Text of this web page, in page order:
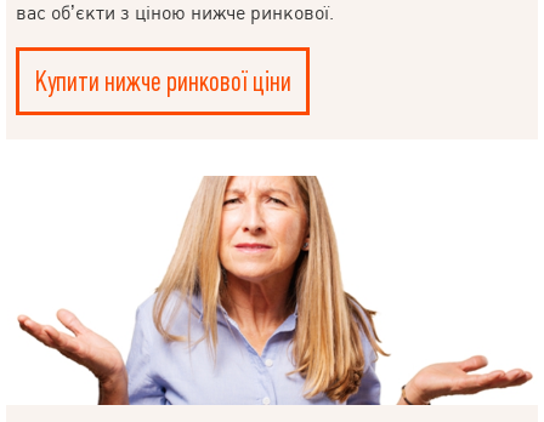
вас об’єкти з ціною нижче ринкової.
Купити нижче ринкової ціни